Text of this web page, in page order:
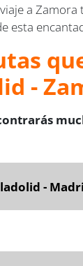
a
esta
-
-